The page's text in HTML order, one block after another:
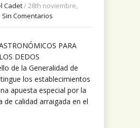
Cadet/ 28th noviembre,
Sin Comentarios
PARA
DEDOS
de la Generalidad de
los establecimientos
apuesta especial por la
de calidad arraigada en el